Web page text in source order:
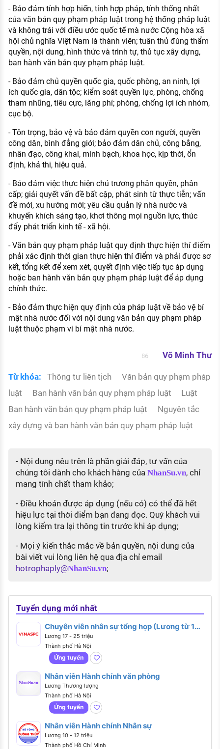
- Bảo đảm tính hợp hiến, tính hợp pháp, tính thống nhất
của văn bản quy phạm pháp luật trong hệ thống pháp luật
và không trái với điều ước quốc tế mà nước Cộng hòa xã
hội chủ nghĩa Việt Nam là thành viên; tuân thủ đúng thẩm
quyền, nội dung, hình thức và trình tự, thủ tục xây dựng,
ban hành văn bản quy phạm pháp luật.
- Bảo đảm chủ quyền quốc gia, quốc phòng, an ninh, lợi
ích quốc gia, dân tộc; kiểm soát quyền lực, phòng, chống
tham nhũng, tiêu cực, lãng phí; phòng, chống lợi ích nhóm,
cục bộ.
- Tôn trọng, bảo vệ và bảo đảm quyền con người, quyền
công dân, bình đẳng giới; bảo đảm dân chủ, công bằng,
nhân đạo, công khai, minh bạch, khoa học, kịp thời, ổn
định, khả thi, hiệu quả.
- Bảo đảm việc thực hiện chủ trương phân quyền, phân
cấp; giải quyết vấn đề bất cập, phát sinh từ thực tiễn; vấn
đề mới, xu hướng mới; yêu cầu quản lý nhà nước và
khuyến khích sáng tạo, khơi thông mọi nguồn lực, thúc
đẩy phát triển kinh tế - xã hội.
- Văn bản quy phạm pháp luật quy định thực hiện thí điểm
phải xác định thời gian thực hiện thí điểm và phải được sơ
kết, tổng kết để xem xét, quyết định việc tiếp tục áp dụng
hoặc ban hành văn bản quy phạm pháp luật để áp dụng
chính thức.
- Bảo đảm thực hiện quy định của pháp luật về bảo vệ bí
mật nhà nước đối với nội dung văn bản quy phạm pháp
luật thuộc phạm vi bí mật nhà nước.
86 Võ Minh Thư
Từ khóa: Thông tư liên tịch
Văn bản quy phạm pháp
luật
Ban hành văn bản quy phạm pháp luật
Luật
Ban hành văn bản quy phạm pháp luật
Nguyên tắc
xây dựng và ban hành văn bản quy phạm pháp luật
- Nội dung nêu trên là phần giải đáp, tư vấn của
chúng tôi dành cho khách hàng của NhanSu.vn, chỉ
mang tính chất tham khảo;
- Điều khoản được áp dụng (nếu có) có thể đã hết
hiệu lực tại thời điểm bạn đang đọc. Quý khách vui
lòng kiểm tra lại thông tin trước khi áp dụng;
- Mọi ý kiến thắc mắc về bản quyền, nội dung của
bài viết vui lòng liên hệ qua địa chỉ email
hotrophaply@NhanSu.vn;
Tuyển dụng mới nhất
Chuyên viên nhân sự tổng hợp (Lương từ 17 -
25 triệu)
Lương 17 - 25 triệu
Thành phố Hà Nội
Ứng tuyển
Nhân viên Hành chính văn phòng
Lương Thương lượng
Thành phố Hà Nội
Ứng tuyển
Nhân viên Hành chính Nhân sự
Lương 10 - 12 triệu
Thành phố Hồ Chí Minh